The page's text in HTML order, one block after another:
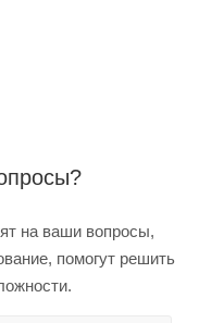
на ваши вопросы,
помогут решить